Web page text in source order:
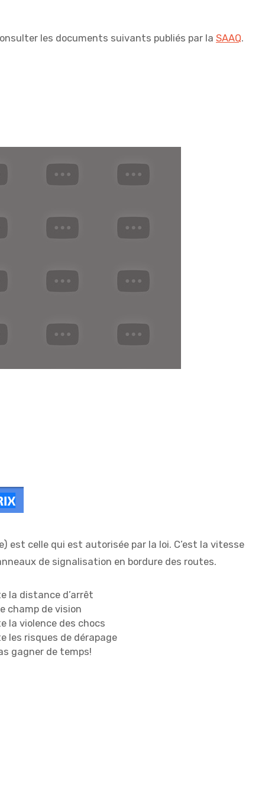
les documents suivants publiés par la SAAQ.
est celle qui est autorisée par la loi. C’est la vitesse
de signalisation en bordure des routes.
la distance d’arrêt
champ de vision
la violence des chocs
les risques de dérapage
gagner de temps!